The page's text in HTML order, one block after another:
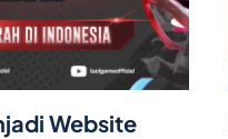
Website